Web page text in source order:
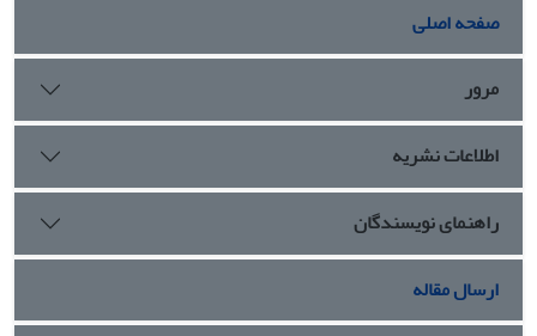
صفحه اصلی
مرور
اطلاعات نشریه
راهنمای نویسندگان
ارسال مقاله